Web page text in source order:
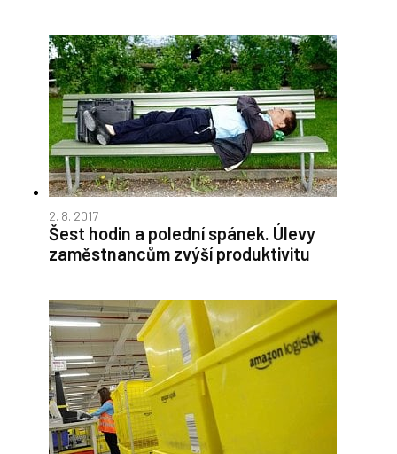
2. 8. 2017
Šest hodin a polední spánek. Úlevy
zaměstnancům zvýší produktivitu